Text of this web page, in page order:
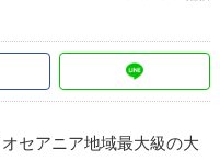
セアニア地域最大級の大